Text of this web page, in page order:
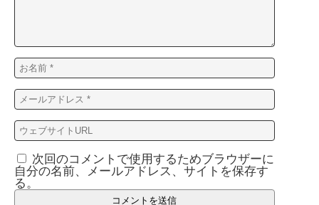
次回のコメントで使用するためブラウザーに
自分の名前、メールアドレス、サイトを保存す
る。